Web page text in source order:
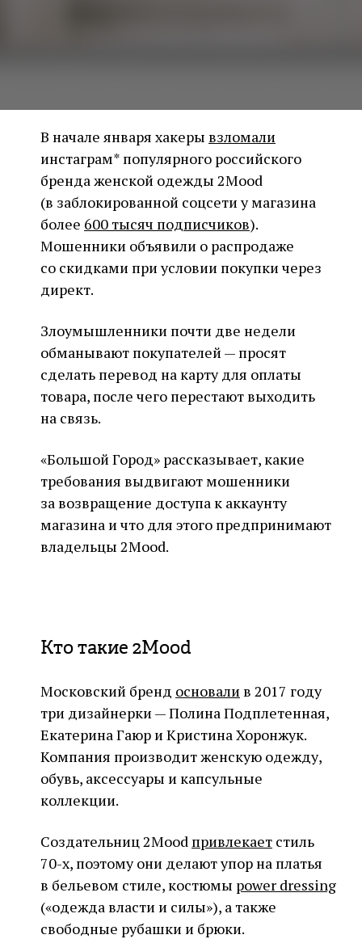
В начале января хакеры взломали
инстаграм* популярного российского
бренда женской одежды 2Mood
(в заблокированной соцсети у магазина
более 600 тысяч подписчиков).
Мошенники объявили о распродаже
со скидками при условии покупки через
директ.
Злоумышленники почти две недели
обманывают покупателей — просят
сделать перевод на карту для оплаты
товара, после чего перестают выходить
на связь.
«Большой Город» рассказывает, какие
требования выдвигают мошенники
за возвращение доступа к аккаунту
магазина и что для этого предпринимают
владельцы 2Mood.
Кто такие 2Mood
Московский бренд основалив 2017 году
три дизайнерки — Полина Подплетенная,
Екатерина Гаюр и Кристина Хоронжук.
Компания производит женскую одежду,
обувь, аксессуары и капсульные
коллекции.
Создательниц 2Mood привлекает стиль
70-х, поэтому они делают упор на платья
в бельевом стиле, костюмы power dressing
(«одежда власти и силы»), а также
свободные рубашки и брюки.